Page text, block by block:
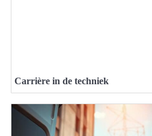
Carrière in de techniek